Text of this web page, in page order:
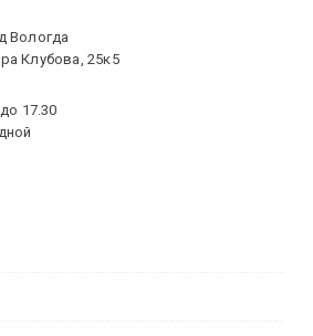
Вологда
Клубова, 25к5
17.30